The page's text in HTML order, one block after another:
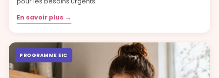
En savoir plus →
PROGRAMME EIC